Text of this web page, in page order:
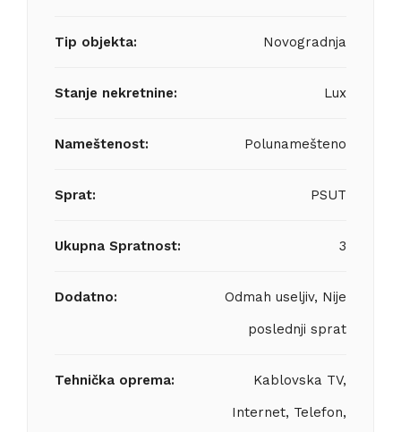
Tip objekta: Novogradnja
Stanje nekretnine: Lux
Nameštenost: Polunamešteno
Sprat: PSUT
Ukupna Spratnost: 3
Dodatno:
Odmah useljiv, Nije
poslednji sprat
Tehnička oprema:
Kablovska TV,
Internet, Telefon,